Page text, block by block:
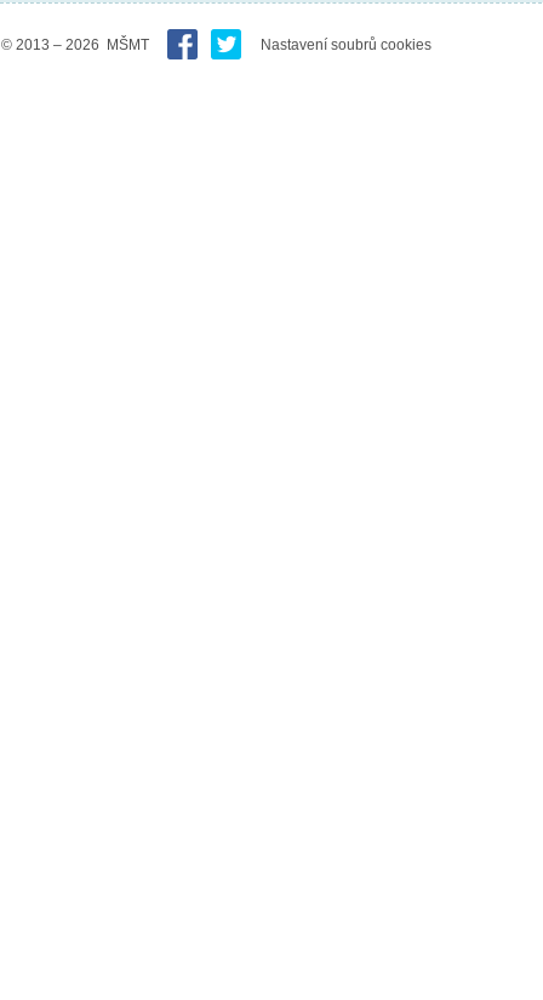
© 2013 – 2026 MŠMT Nastavení soubrů cookies